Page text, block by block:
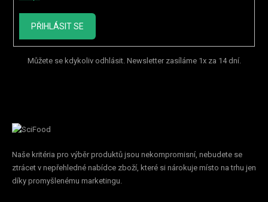
PŘIHLÁSIT SE
Můžete se kdykoliv odhlásit. Newsletter zasíláme 1x za 14 dní.
Naše kritéria pro výběr produktů jsou nekompromisní, nebudete se
ztrácet v nepřehledné nabídce zboží, které si nárokuje místo na trhu jen
díky promyšlenému marketingu.